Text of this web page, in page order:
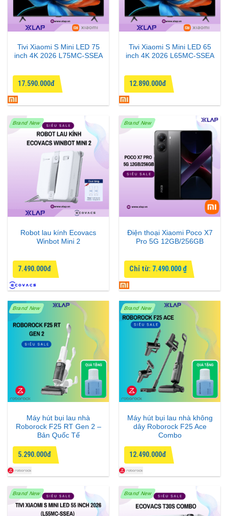
Tivi Xiaomi S Mini LED 75
inch 4K 2026 L75MC-SSEA
17.590.000đ
Tivi Xiaomi S Mini LED 65
inch 4K 2026 L65MC-SSEA
12.890.000đ
Brand New
Robot lau kính Ecovacs
Winbot Mini 2
7.490.000đ
Brand New
Điện thoại Xiaomi Poco X7
Pro 5G 12GB/256GB
Chỉ từ: 7.490.000 ₫
Brand New
Máy hút bụi lau nhà
Roborock F25 RT Gen 2 –
Bản Quốc Tế
5.290.000đ
Brand New
Máy hút bụi lau nhà không
dây Roborock F25 Ace
Combo
12.490.000đ
Brand New Brand New